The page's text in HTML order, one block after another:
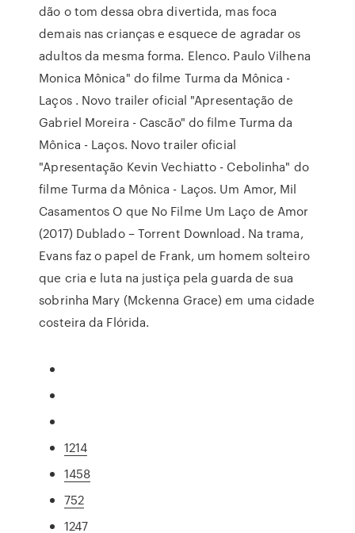
dão o tom dessa obra divertida, mas foca
demais nas crianças e esquece de agradar os
adultos da mesma forma. Elenco. Paulo Vilhena
Monica Mônica" do filme Turma da Mônica -
Laços . Novo trailer oficial "Apresentação de
Gabriel Moreira - Cascão" do filme Turma da
Mônica - Laços. Novo trailer oficial
"Apresentação Kevin Vechiatto - Cebolinha" do
filme Turma da Mônica - Laços. Um Amor, Mil
Casamentos O que No Filme Um Laço de Amor
(2017) Dublado – Torrent Download. Na trama,
Evans faz o papel de Frank, um homem solteiro
que cria e luta na justiça pela guarda de sua
sobrinha Mary (Mckenna Grace) em uma cidade
costeira da Flórida.
1214
1458
752
1247